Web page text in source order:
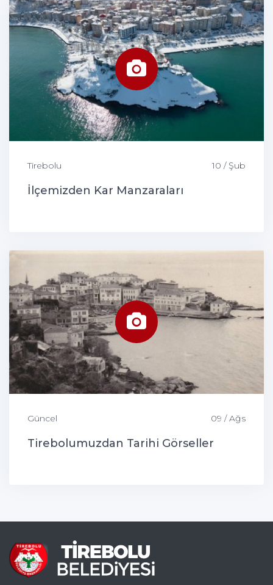
Tirebolu 10 / Şub
İlçemizden Kar Manzaraları
Güncel 09 / Ağs
Tirebolumuzdan Tarihi Görseller